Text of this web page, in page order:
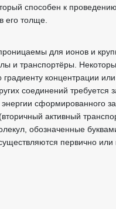
способен к
его толще.
для ионов и
и транспортёры.
градиенту концентрации
соединений требуется
сформированного
активный
обозначенные
первично или